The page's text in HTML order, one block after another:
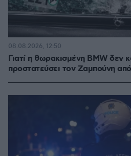
Γιατί η θωρακισμένη BMW δεν
προστατεύσει τον Ζαμπούνη
08.08.2026, 12:50